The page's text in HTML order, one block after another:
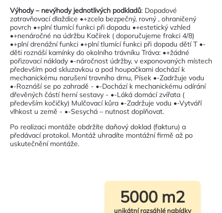
Výhody – nevýhody jednotlivých podkladů: Dopadové
zatravňovací dlaždice •+zcela bezpečný, rovný , ohraničený
povrch •+plní tlumící funkci při dopadu •+estetický vzhled
•+nenáročné na údržbu Kačírek ( doporučujeme frakci 4/8)
•+plní drenážní funkci •+plní tlumící funkci při dopadu dětí T •-
děti roznáší kamínky do okolního trávníku Tráva: •+žádné
pořizovací náklady •-náročnost údržby, v exponovaných místech
především pod skluzavkou a pod houpačkami dochází k
mechanickému narušení travního drnu, Písek •-Zadržuje vodu
•-Roznáší se po zahradě - •-Dochází k mechanickému odírání
dřevěných částí herní sestavy - •-Láká domácí zvířata (
především kočičky) Mulčovací kůra •-Zadržuje vodu •-Vytváří
vlhkost u země - •-Sesychá – nutnost doplňovat.
Po realizaci montáže obdržíte daňový doklad (fakturu) a
předávací protokol. Montáž uhradíte montážní firmě až po
uskutečnění montáže.
5000 m2
unikátní rozsáhlé nabídky